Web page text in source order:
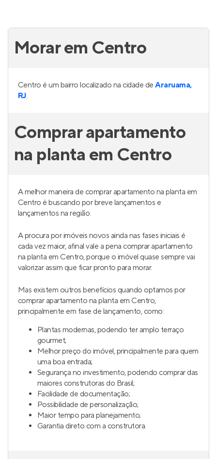
Morar em Centro
Centro é um bairro localizado na cidade deAraruama,
RJ.
Comprar apartamento
na planta em Centro
A melhor maneira de comprar apartamento na planta em
Centro é buscando por breve lançamentos e
lançamentos na região.
A procura por imóveis novos ainda nas fases iniciais é
cada vez maior, afinal vale a pena comprar apartamento
na planta em Centro, porque o imóvel quase sempre vai
valorizar assim que ficar pronto para morar.
Mas existem outros benefícios quando optamos por
comprar apartamento na planta em Centro,
principalmente em fase de lançamento, como:
Plantas modernas, podendo ter amplo terraço
gourmet;
Melhor preço do imóvel, principalmente para quem
uma boa entrada;
Segurança no investimento, podendo comprar das
maiores construtoras do Brasil;
Facilidade de documentação;
Possibilidade de personalização;
Maior tempo para planejamento;
Garantia direto com a construtora.